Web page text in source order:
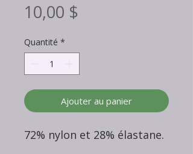
10,00 $
Quantité *
Ajouter au panier
72% nylon et 28% élastane.